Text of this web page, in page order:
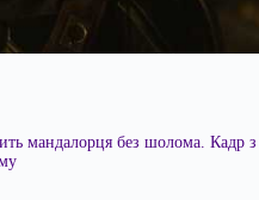
мандалорця без шолома. Кадр з